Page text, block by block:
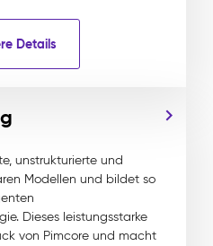
Details
unstrukturierte und
Modellen und bildet so
Dieses leistungsstarke
von Pimcore und macht